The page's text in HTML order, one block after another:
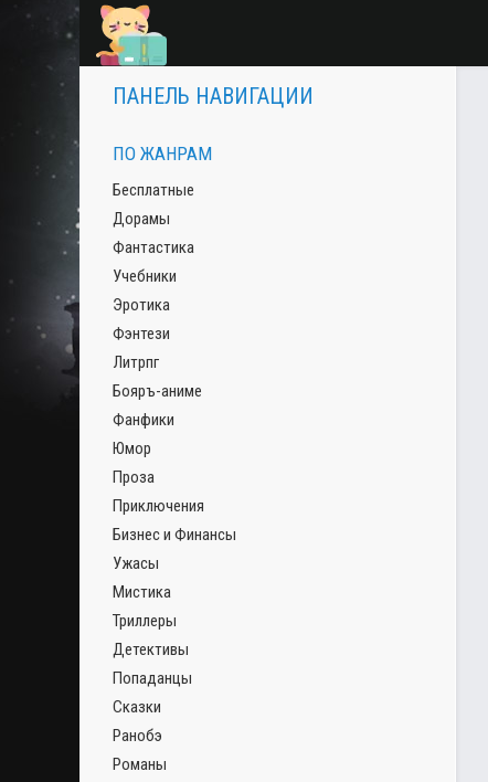
ПАНЕЛЬ НАВИГАЦИИ
ПО ЖАНРАМ
Бесплатные
Дорамы
Фантастика
Учебники
Эротика
Фэнтези
Литрпг
Бояръ-аниме
Фанфики
Юмор
Проза
Приключения
Бизнес и Финансы
Ужасы
Мистика
Триллеры
Детективы
Попаданцы
Сказки
Ранобэ
Романы